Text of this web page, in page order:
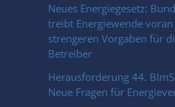
Neues Energiegesetz:
treibt Energiewende
strengeren Vorgaben für
Betreiber
Herausforderung 44.
Neue Fragen für